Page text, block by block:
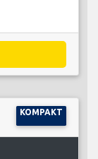
KOMPAKT